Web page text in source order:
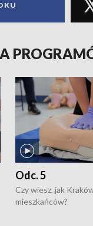
Odc. 5
Czy wiesz, jak
mieszkańców?